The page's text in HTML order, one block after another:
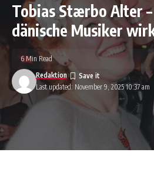
Tobias Stærbo Alter
dänische Musiker
Last updated: November 9, 2025 10:37 am
Redaktion
6 Min Read